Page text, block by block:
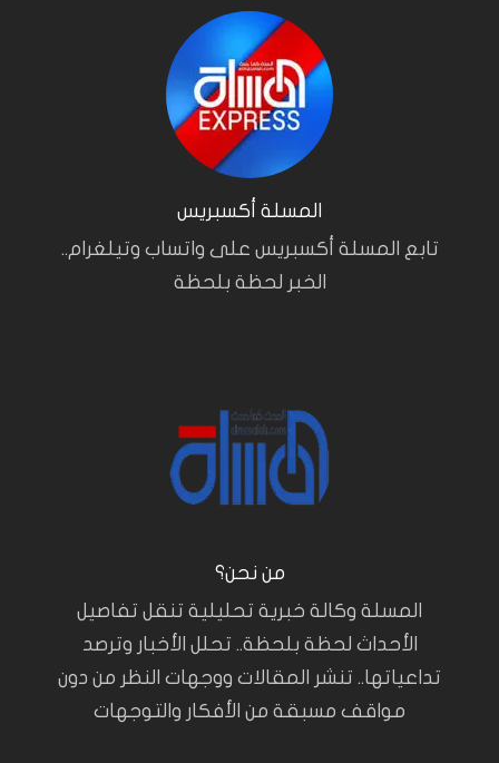
المسلة أكسبريس
تابع المسلة أكسبريس على واتساب وتيلغرام..
الخبر لحظة بلحظة
من نحن؟
المسلة وكالة خبرية تحليلية تنقل تفاصيل
الأحداث لحظة بلحظة.. تحلل الأخبار وترصد
تداعياتها.. تنشر المقالات ووجهات النظر من دون
مواقف مسبقة من الأفكار والتوجهات